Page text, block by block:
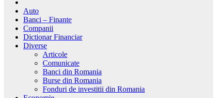
Auto
Banci – Finante
Companii
Dictionar Financiar
Diverse
Articole
Comunicate
Banci din Romania
Burse din Romania
Fonduri de investitii din Romania